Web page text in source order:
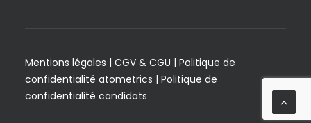
Mentions légales | CGV & CGU | Politique de
confidentialité atometrics | Politique de
confidentialité candidats